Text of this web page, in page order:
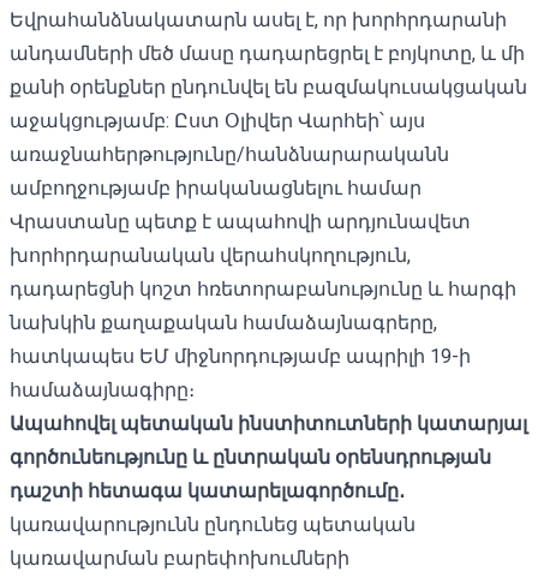
Եվրահանձնակատարն ասել է, որ խորհրդարանի
անդամների մեծ մասը դադարեցրել է բոյկոտը, և մի
քանի օրենքներ ընդունվել են բազմակուսակցական
աջակցությամբ: Ըստ Օլիվեր Վարհեի՝ այս
առաջնահերթությունը/հանձնարարականն
ամբողջությամբ իրականացնելու համար
Վրաստանը պետք է ապահովի արդյունավետ
խորհրդարանական վերահսկողություն,
դադարեցնի կոշտ հռետորաբանությունը և հարգի
նախկին քաղաքական համաձայնագրերը,
հատկապես ԵՄ միջնորդությամբ ապրիլի 19-ի
համաձայնագիրը։
Ապահովել պետական ​​ինստիտուտների կատարյալ
գործունեությունը և ընտրական օրենսդրության
դաշտի հետագա կատարելագործումը․
կառավարությունն ընդունեց պետական ​​
կառավարման բարեփոխումների